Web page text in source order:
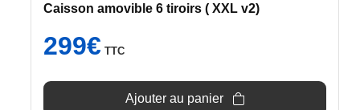
Caisson amovible 6 tiroirs ( XXL v2)
299€ TTC
Ajouter au panier